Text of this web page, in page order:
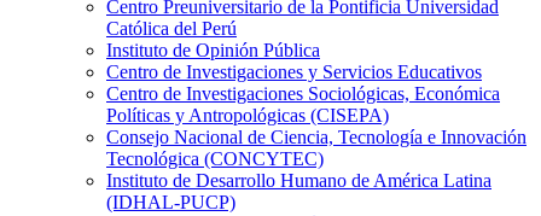
Centro Preuniversitario de la Pontificia Universidad
Católica del Perú
Instituto de Opinión Pública
Centro de Investigaciones y Servicios Educativos
Centro de Investigaciones Sociológicas, Económica
Políticas y Antropológicas (CISEPA)
Consejo Nacional de Ciencia, Tecnología e Innovación
Tecnológica (CONCYTEC)
Instituto de Desarrollo Humano de América Latina
(IDHAL-PUCP)